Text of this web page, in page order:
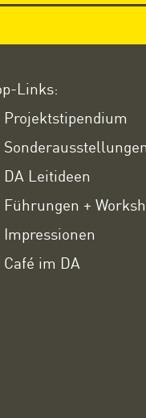
Links:
Projektstipendium
Sonderausstellungen
DA Leitideen
Führungen +
Impressionen
Café im DA